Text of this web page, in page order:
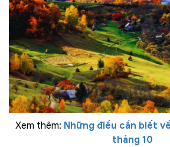
Xem thêm: Những điều cần biết
tháng 10